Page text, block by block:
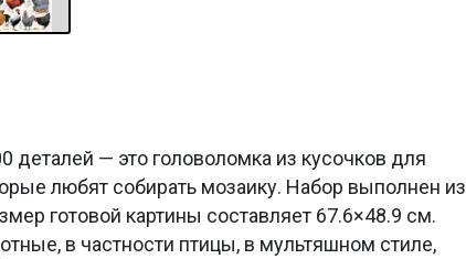
деталей — это головоломка из кусочков для
любят собирать мозаику. Набор выполнен из
готовой картины составляет 67.6×48.9 см.
в частности птицы, в мультяшном стиле,